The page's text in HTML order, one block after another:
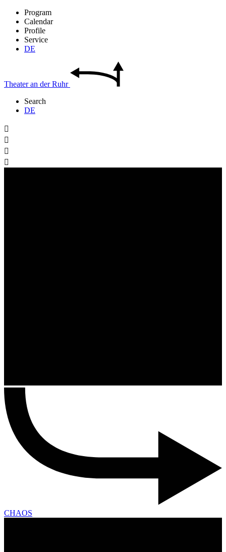
Program
Calendar
Profile
Service
DE
Theateran derRuhr
Search
DE




CHAOS